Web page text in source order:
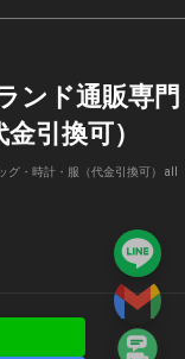
ンド通販専門
引換可）
・時計・服（代金引換可） all